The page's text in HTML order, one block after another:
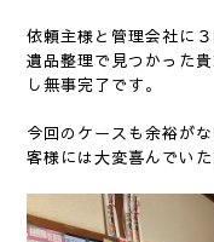
依頼主様と管理会社に
遺品整理で見つかった
し無事完了です。
今回のケースも余裕が
客様には大変喜んでいた